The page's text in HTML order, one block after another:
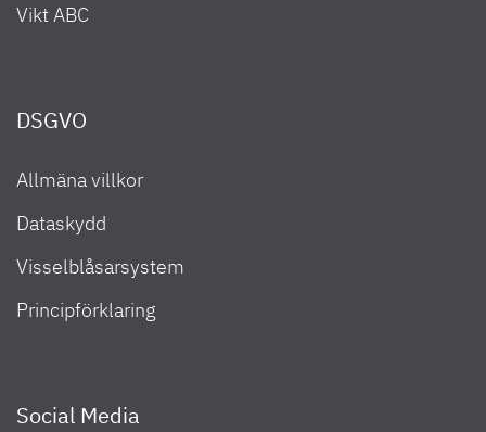
Vikt ABC
DSGVO
Allmäna villkor
Dataskydd
Visselblåsarsystem
Principförklaring
Social Media